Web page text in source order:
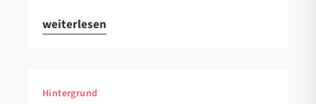
weiterlesen
Hintergrund